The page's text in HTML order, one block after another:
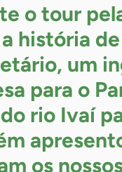
o tour
história
um
para o
rio Ivaí
os